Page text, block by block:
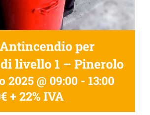
per
livello 1 – Pinerolo
2025 @ 09:00 - 13:00
+ 22% IVA